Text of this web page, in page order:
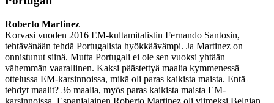
Roberto Martinez
Korvasi vuoden 2016 EM-kultamitalistin Fernando Santosin,
tehtävänään tehdä Portugalista hyökkäävämpi. Ja Martinez on
onnistunut siinä. Mutta Portugali ei ole sen vuoksi yhtään
vähemmän vaarallinen. Kaksi päästettyä maalia kymmenessä
ottelussa EM-karsinnoissa, mikä oli paras kaikista maista. Entä
tehdyt maalit? 36 maalia, myös paras kaikista maista EM-
karsinnoissa. Espanjalainen Roberto Martinez oli viimeksi Belgian